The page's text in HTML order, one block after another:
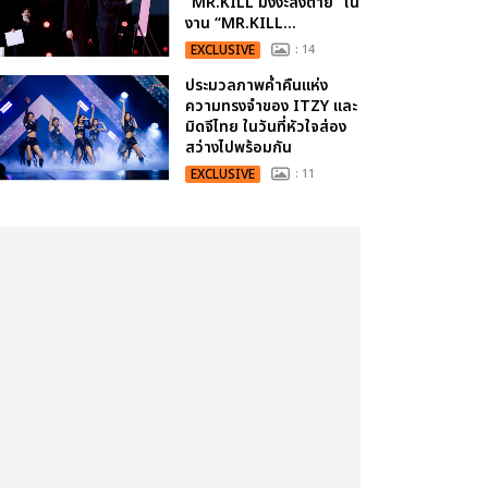
งาน “MR.KILL...
EXCLUSIVE : 14
ประมวลภาพค่ำคืนแห่ง
ความทรงจำของ ITZY และ
มิดจีไทย ในวันที่หัวใจส่อง
สว่างไปพร้อมกัน
EXCLUSIVE : 11